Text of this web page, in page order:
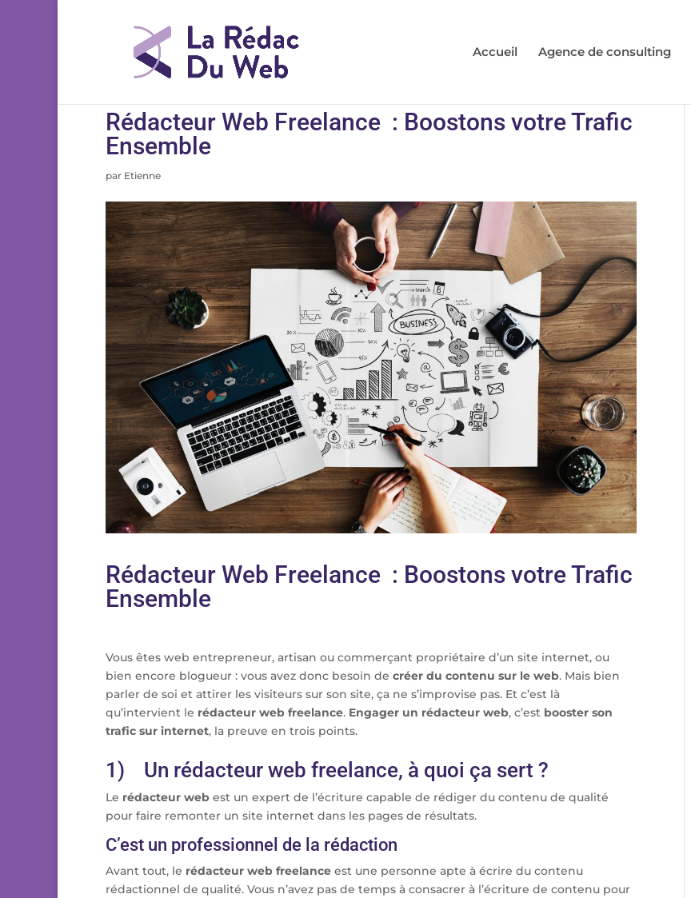
Accueil Agence de consulting
Rédacteur Web Freelance : Boostons votre Trafic
Ensemble
par Etienne
Rédacteur Web Freelance : Boostons votre Trafic
Ensemble
Vous êtes web entrepreneur, artisan ou commerçant propriétaire d’un site internet, ou
bien encore blogueur : vous avez donc besoin de créer du contenu sur le web. Mais bien
parler de soi et attirer les visiteurs sur son site, ça ne s’improvise pas. Et c’est là
qu’intervient le rédacteur web freelance. Engager un rédacteur web, c’est booster son
trafic sur internet, la preuve en trois points.
1) Un rédacteur web freelance, à quoi ça sert ?
Le rédacteur web est un expert de l’écriture capable de rédiger du contenu de qualité
pour faire remonter un site internet dans les pages de résultats.
C’est un professionnel de la rédaction
Avant tout, le rédacteur web freelance est une personne apte à écrire du contenu
rédactionnel de qualité. Vous n’avez pas de temps à consacrer à l’écriture de contenu pour